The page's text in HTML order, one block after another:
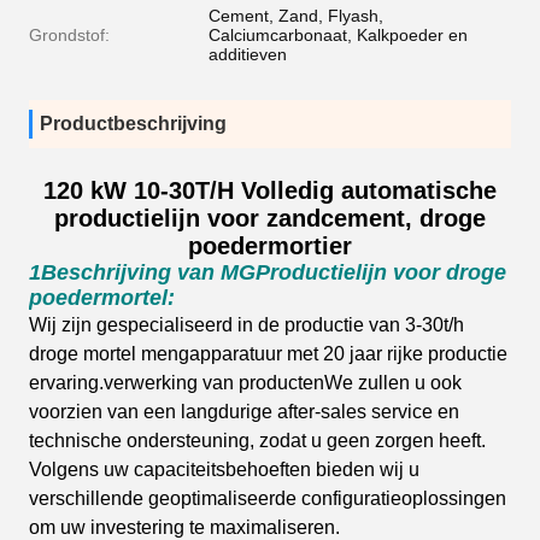
Grondstof:
Cement, Zand, Flyash,
Calciumcarbonaat, Kalkpoeder en
additieven
Productbeschrijving
120 kW 10-30T/H Volledig automatische
productielijn voor zandcement, droge
poedermortier
1Beschrijving van MGProductielijn voor droge
poedermortel:
Wij zijn gespecialiseerd in de productie van 3-30t/h
droge mortel mengapparatuur met 20 jaar rijke productie
ervaring.verwerking van productenWe zullen u ook
voorzien van een langdurige after-sales service en
technische ondersteuning, zodat u geen zorgen heeft.
Volgens uw capaciteitsbehoeften bieden wij u
verschillende geoptimaliseerde configuratieoplossingen
om uw investering te maximaliseren.